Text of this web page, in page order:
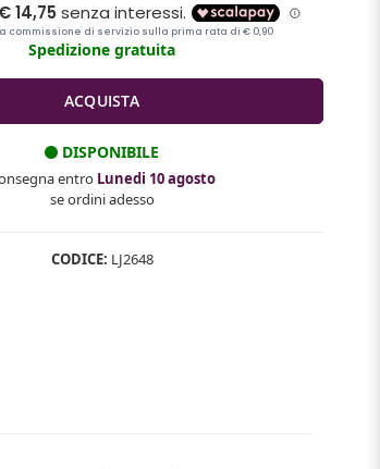
Spedizione gratuita
DISPONIBILE
entro Lunedi 10 agosto
se ordini adesso
CODICE: LJ2648